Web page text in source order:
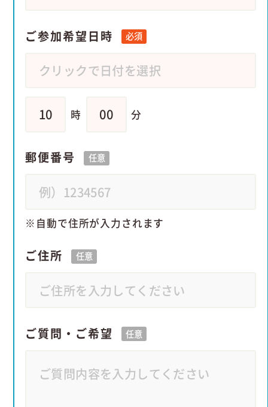
ご参加希望日時 必須
時 分
郵便番号 任意
自動で住所が入力されます
ご住所 任意
ご質問・ご希望 任意